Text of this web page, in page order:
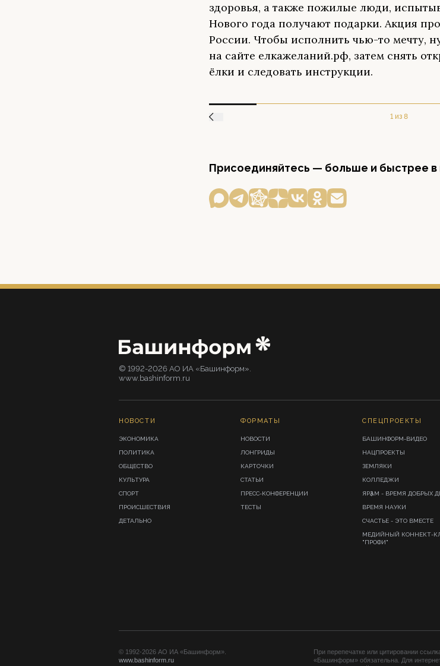
здоровья, а также пожилые люди,
Нового года получают подарки. Акция
России. Чтобы исполнить чью-то мечту,
на сайте елкажеланий.рф, затем снять
ёлки и следовать инструкции.
1 из 8
Присоединяйтесь — больше и быстрее в
© 1992-2026 АО ИА «Башинформ».
www.bashinform.ru
НОВОСТИ
ЭКОНОМИКА
ПОЛИТИКА
ОБЩЕСТВО
КУЛЬТУРА
СПОРТ
ПРОИСШЕСТВИЯ
ДЕТАЛЬНО
ФОРМАТЫ
НОВОСТИ
ЛОНГРИДЫ
КАРТОЧКИ
СТАТЬИ
ПРЕСС-КОНФЕРЕНЦИИ
ТЕСТЫ
СПЕЦПРОЕКТЫ
БАШИНФОРМ-ВИДЕО
НАЦПРОЕКТЫ
ЗЕМЛЯКИ
КОЛЛЕДЖИ
ЯРҘАМ - ВРЕМЯ ДОБРЫХ
ВРЕМЯ НАУКИ
СЧАСТЬЕ - ЭТО ВМЕСТЕ
МЕДИЙНЫЙ КОННЕКТ-
"ПРОФИ"
© 1992-2026 АО ИА «Башинформ».
www.bashinform.ru
При перепечатке или цитировании
«Башинформ» обязательна. Для